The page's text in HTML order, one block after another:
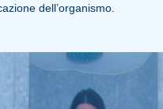
dell’organismo.